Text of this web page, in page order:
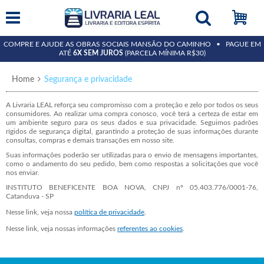
COMPRE E AJUDE AS OBRAS SOCIAIS MANSÃO DO CAMINHO • PAGUE EM
ATÉ 6X SEM JUROS (PARCELA MÍNIMA R$30)
Home Segurança e privacidade
A Livraria LEAL reforça seu compromisso com a proteção e zelo por todos os seus
consumidores. Ao realizar uma compra conosco, você terá a certeza de estar em
um ambiente seguro para os seus dados e sua privacidade. Seguimos padrões
rígidos de segurança digital, garantindo a proteção de suas informações durante
consultas, compras e demais transações em nosso site.
Suas informações poderão ser utilizadas para o envio de mensagens importantes,
como o andamento do seu pedido, bem como respostas a solicitações que você
nos enviar.
INSTITUTO BENEFICENTE BOA NOVA, CNPJ nº 05.403.776/0001-76,
Catanduva - SP
Nesse link, veja nossa política de privacidade
Nesse link, veja nossas informações referentes ao cookies